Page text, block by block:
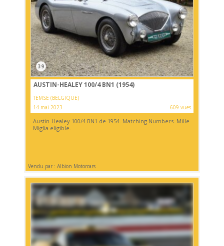
39
AUSTIN-HEALEY 100/4 BN1 (1954)
TEMSE (BELGIQUE)
14 mai 2023
609 vues
Austin-Healey 100/4 BN1 de 1954. Matching Numbers. Mille
Miglia eligible.
Vendu par : Albion Motorcars